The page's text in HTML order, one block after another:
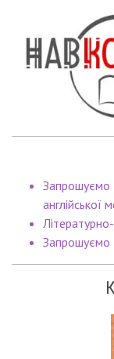
Запрошуємо
англійської
Запрошуємо